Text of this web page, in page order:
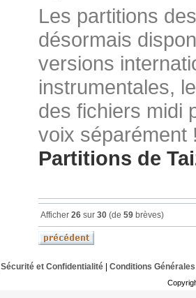
Les partitions
désormais
versions
instrumentales,
des fichiers midi
voix séparément
Partitions de
Afficher 26 sur 30 (de 59 brèves)
Sécurité et Confidentialité| Conditions Générales